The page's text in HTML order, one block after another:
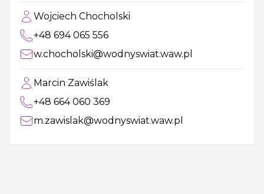
Wojciech Chocholski
+48 694 065 556
w.chocholski@wodnyswiat.waw.pl
Marcin Zawiślak
+48 664 060 369
m.zawislak@wodnyswiat.waw.pl